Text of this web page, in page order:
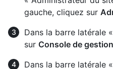
gauche, cliquez sur
Dans la barre latérale «
sur Console de gestion
Dans la barre latérale